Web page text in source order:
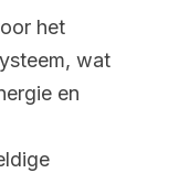
het
wat
en